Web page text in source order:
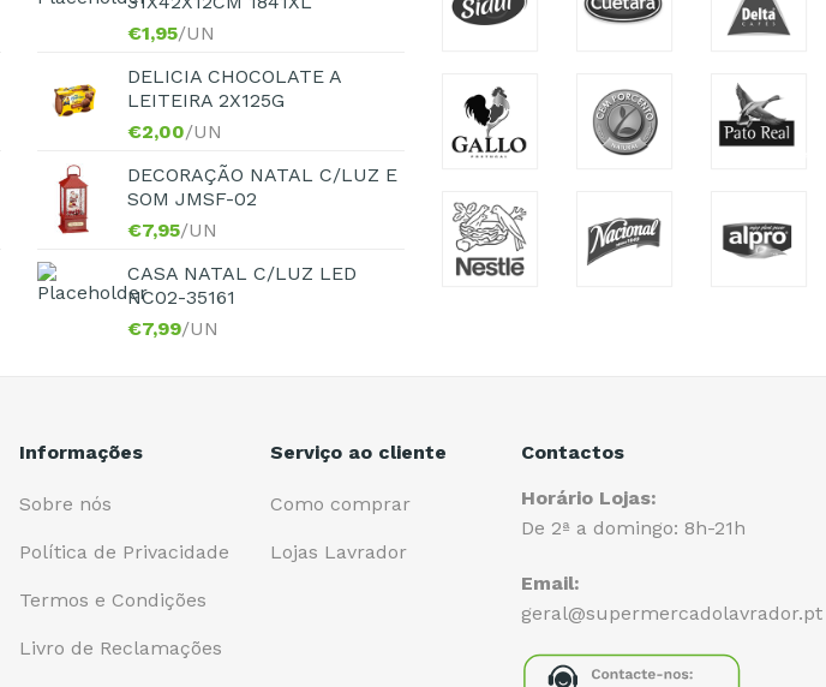
€1,95/UN
DELICIA CHOCOLATE A
LEITEIRA 2X125G
€2,00/UN
DECORAÇÃO NATAL C/LUZ E
SOM JMSF-02
€7,95/UN
CASA NATAL C/LUZ LED
NC02-35161
€7,99/UN
Informações
Sobre nós
Política de Privacidade
Termos e Condições
Livro de Reclamações
Serviço ao cliente
Como comprar
Lojas Lavrador
Contactos
Horário Lojas:
De 2ª a domingo: 8h-21h
Email:
geral@supermercadolavrador.pt